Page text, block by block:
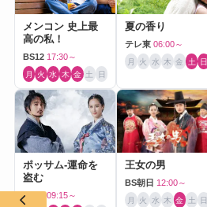
メンコン 史上最
高の私！
BS12 17:30～
月 火 水 木 金 土 日
夏の香り
テレ東 06:00～
月 火 水 木 金 土 日
ポッサム-運命を
盗む
BS10 09:15～
王女の男
BS朝日 12:00～
月 火 水 木 金 土 日